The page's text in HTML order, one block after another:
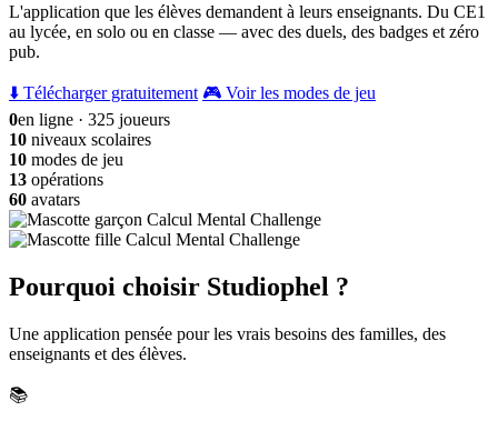
L'application que les élèves demandent à leurs enseignants. Du CE1
au lycée, en solo ou en classe — avec des duels, des badges et zéro
pub.
⬇️ Télécharger gratuitement 🎮 Voir les modes de jeu
0en ligne · 325 joueurs
10 niveaux scolaires
10 modes de jeu
13 opérations
60 avatars
Pourquoi choisir Studiophel ?
Une application pensée pour les vrais besoins des familles, des
enseignants et des élèves.
📚